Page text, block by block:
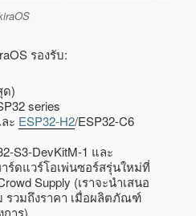
รองรับ:
ด)
series
ะ ESP32-H2/ESP32-C6
S3-DevKitM-1 และ
าร์ดแวร์โอเพ่นซอร์สรุ่นใหม่ที่
Supply (เราจะนำเสนอ
รวมถึงราคา เมื่อผลิตภัณฑ์